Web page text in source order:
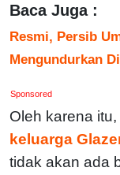
Baca Juga :
Resmi, Persib
Mengundurkan
Sponsored
Oleh karena
keluarga
tidak akan ada